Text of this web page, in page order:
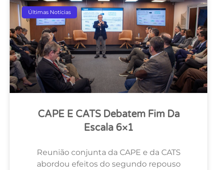
Últimas Notícias
CAPE E CATS Debatem Fim Da
Escala 6×1
Reunião conjunta da CAPE e da CATS
abordou efeitos do segundo repouso